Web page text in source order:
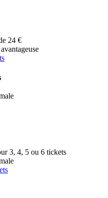
24 €
3, 4, 5 ou 6 tickets